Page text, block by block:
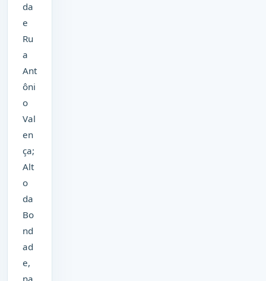
da
e
Ru
a
Ant
ôni
o
Val
en
ça;
Alt
o
da
Bo
nd
ad
e,
na